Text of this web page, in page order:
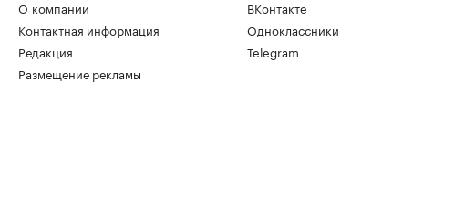
О компании
Контактная информация
Редакция
Размещение рекламы
ВКонтакте
Одноклассники
Telegram